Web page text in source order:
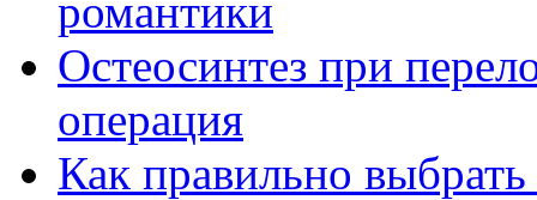
романтики
Остеосинтез при
операция
Как правильно